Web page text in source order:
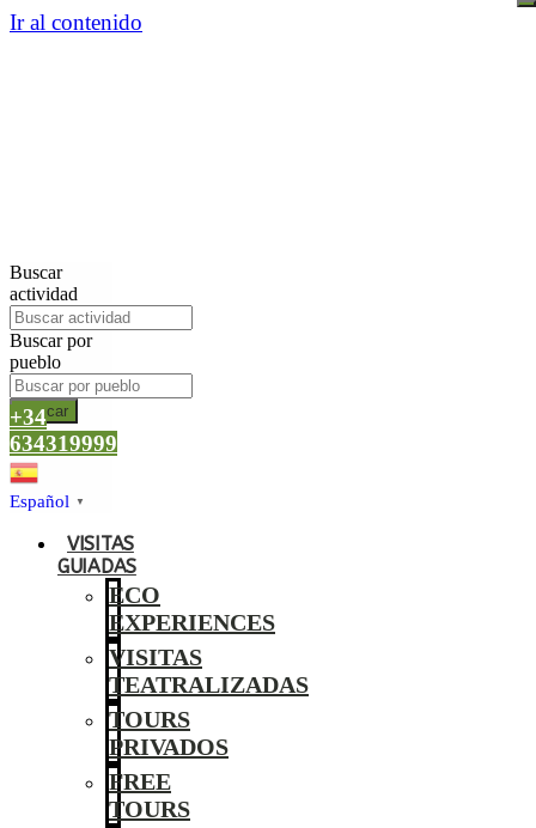
Ir al contenido
Buscar
actividad
Buscar por
pueblo
Buscar
+34
634319999
Español ▼
VISITAS
GUIADAS
ECO
EXPERIENCES
VISITAS
TEATRALIZADAS
TOURS
PRIVADOS
FREE
TOURS